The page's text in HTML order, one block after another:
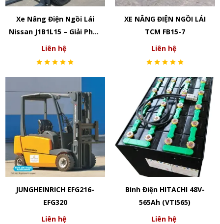
Xe Nâng Điện Ngồi Lái
Nissan J1B1L15 – Giải Pháp
Nâng Hạ Hiệu Quả Và Tiết
Kiệm
Liên hệ
XE NÂNG ĐIỆN NGỒI LÁI
TCM FB15-7
Liên hệ
JUNGHEINRICH EFG216-
EFG320
Liên hệ
Bình Điện HITACHI 48V-
565Ah (VTI565)
Liên hệ